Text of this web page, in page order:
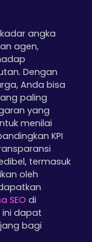
angka
agen,
Dengan
Anda bisa
paling
yang
menilai
KPI
termasuk
oleh
SEO di
ini dapat
bagi